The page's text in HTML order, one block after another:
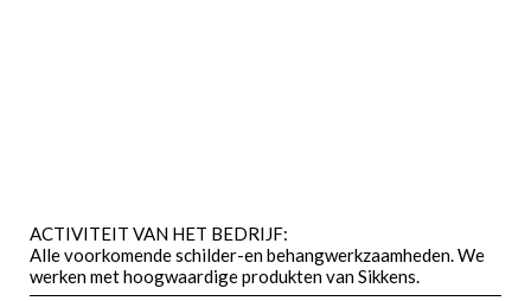
ACTIVITEIT VAN HET BEDRIJF:
Alle voorkomende schilder-en behangwerkzaamheden. We
werken met hoogwaardige produkten van Sikkens.